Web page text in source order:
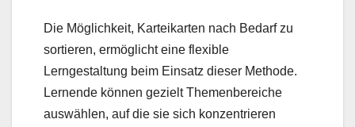
Die Möglichkeit, Karteikarten nach Bedarf zu
sortieren, ermöglicht eine flexible
Lerngestaltung beim Einsatz dieser Methode.
Lernende können gezielt Themenbereiche
auswählen, auf die sie sich konzentrieren